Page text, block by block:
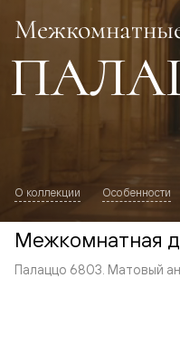
О коллекции Особенности
Межкомнатная
Палаццо 6803. Матовый